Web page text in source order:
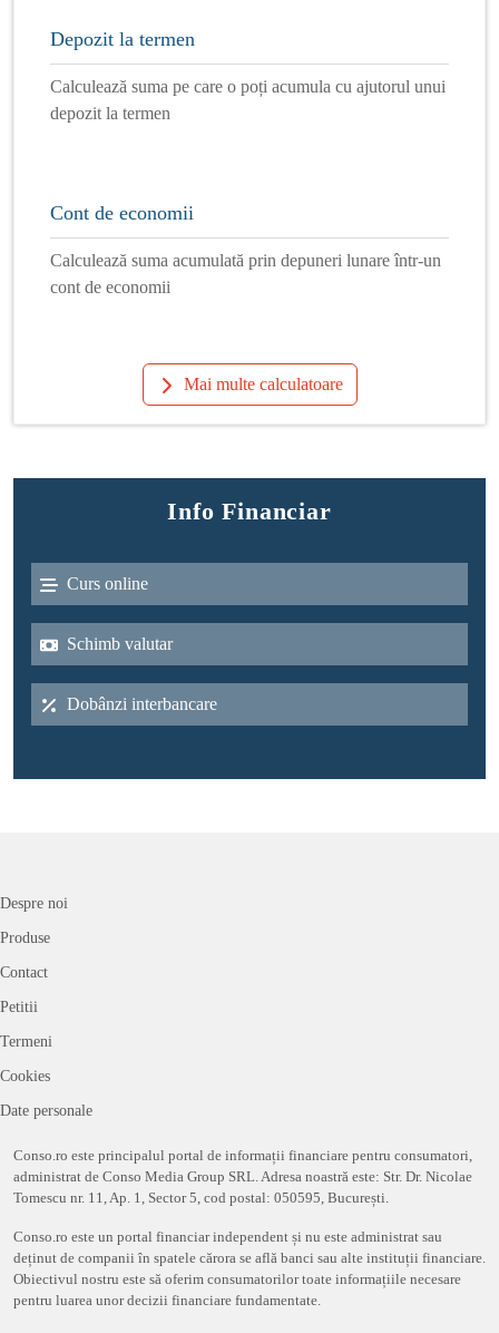
Depozit la termen
Calculează suma pe care o poți acumula cu ajutorul unui
depozit la termen
Cont de economii
Calculează suma acumulată prin depuneri lunare într-un
cont de economii
Mai multe calculatoare
Info Financiar
Curs online
Schimb valutar
Dobânzi interbancare
Despre noi
Produse
Contact
Petitii
Termeni
Cookies
Date personale
Conso.ro este principalul portal de informații financiare pentru consumatori,
administrat de Conso Media Group SRL. Adresa noastră este: Str. Dr. Nicolae
Tomescu nr. 11, Ap. 1, Sector 5, cod postal: 050595, București.
Conso.ro este un portal financiar independent și nu este administrat sau
deținut de companii în spatele cărora se află banci sau alte instituții financiare.
Obiectivul nostru este să oferim consumatorilor toate informațiile necesare
pentru luarea unor decizii financiare fundamentate.